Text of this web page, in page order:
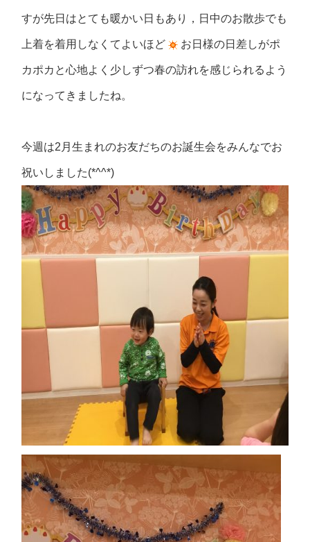
すが先日はとても暖かい日もあり，日中のお散歩でも
上着を着用しなくてよいほど お日様の日差しがポ
カポカと心地よく少しずつ春の訪れを感じられるよう
になってきましたね。
今週は2月生まれのお友だちのお誕生会をみんなでお
祝いしました(*^^*)